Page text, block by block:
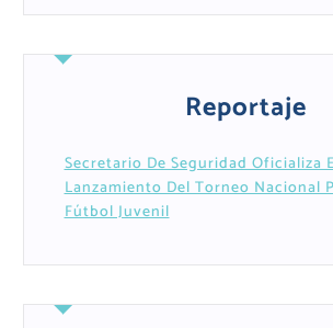
Reportaje
Secretario De Seguridad Oficializa
Lanzamiento Del Torneo Nacional
Fútbol Juvenil